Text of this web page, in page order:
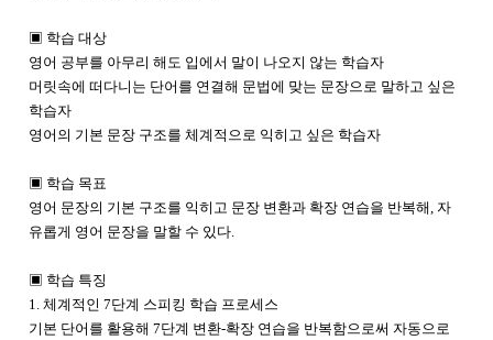
▣ 학습 대상
영어 공부를 아무리 해도 입에서 말이 나오지 않는 학습자
머릿속에 떠다니는 단어를 연결해 문법에 맞는 문장으로 말하고 싶은
학습자
영어의 기본 문장 구조를 체계적으로 익히고 싶은 학습자
▣ 학습 목표
영어 문장의 기본 구조를 익히고 문장 변환과 확장 연습을 반복해, 자
유롭게 영어 문장을 말할 수 있다.
▣ 학습 특징
1. 체계적인 7단계 스피킹 학습 프로세스
기본 단어를 활용해 7단계 변환-확장 연습을 반복함으로써 자동으로